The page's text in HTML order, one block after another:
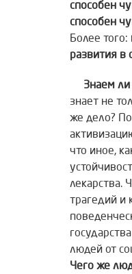
способен
способен
Более того:
развития в
Знаем ли
знает не
же дело?
что иное,
лекарства.
трагедий и
людей от
Чего же